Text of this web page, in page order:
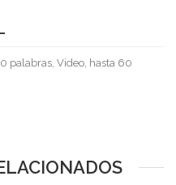
palabras, Video, hasta 60